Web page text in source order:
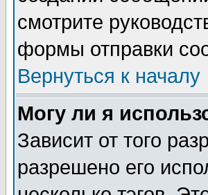
смотрите
формы отправки
Вернуться к началу
Могу ли я
Зависит от того
разрешено его